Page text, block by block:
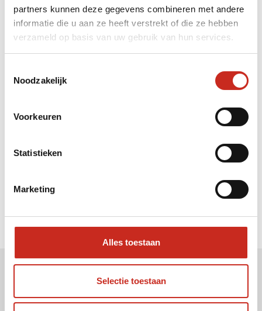
partners kunnen deze gegevens combineren met andere
informatie die u aan ze heeft verstrekt of die ze hebben
verzameld op basis van uw gebruik van hun services.
Noodzakelijk
Voorkeuren
Statistieken
Marketing
Alles toestaan
Selectie toestaan
Liever meteen contact met
Hanne ?
Mail: info@dim-sum.nl
Uw e-mail adres: